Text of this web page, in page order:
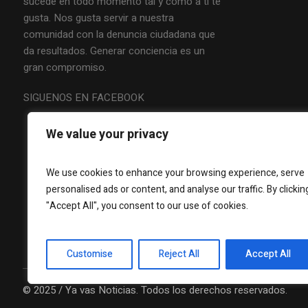
We value your privacy
We use cookies to enhance your browsing experience, serve
personalised ads or content, and analyse our traffic. By
"Accept All", you consent to our use of cookies.
Customise Reject All Accept All
gusta. Nos gusta servir a nuestra
comunidad con la denuncia ciudadana que
da resultados. Generar conciencia es un
gran compromiso.
SIGUENOS EN FACEBOOK
© 2025 / Ya vas Noticias. Todos los derechos reservados.